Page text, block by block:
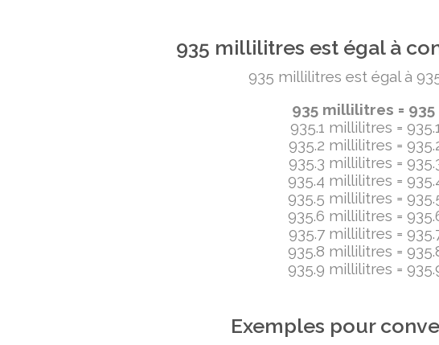
935 millilitres est égal à
935 millilitres est égal à
935 millilitres =
935.1 millilitres =
935.2 millilitres =
935.3 millilitres =
935.4 millilitres =
935.5 millilitres =
935.6 millilitres =
935.7 millilitres =
935.8 millilitres =
935.9 millilitres =
Exemples pour